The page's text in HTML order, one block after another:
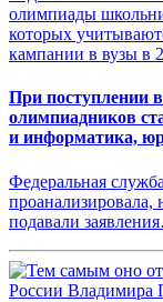
При поступлении
олимпиадников
и информатика,
Федеральная
проанализировала,
подавали